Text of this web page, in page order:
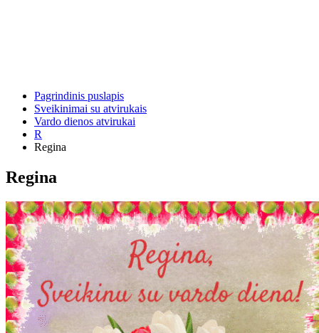
Pagrindinis puslapis
Sveikinimai su atvirukais
Vardo dienos atvirukai
R
Regina
Regina